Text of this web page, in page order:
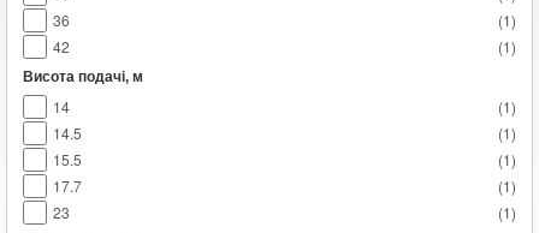
(1)
36
(1)
42
Висота подачі, м
(1)
14
(1)
14.5
(1)
15.5
(1)
17.7
(1)
23